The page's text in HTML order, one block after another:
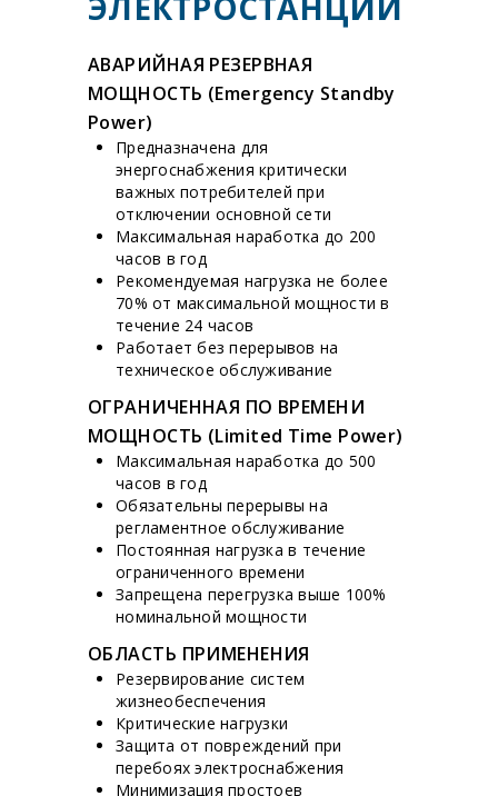
АВАРИЙНАЯ РЕЗЕРВНАЯ
МОЩНОСТЬ (Emergency Standby
Power)
Предназначена для
энергоснабжения критически
важных потребителей при
отключении основной сети
Максимальная наработка до 200
часов в год
Рекомендуемая нагрузка не более
70% от максимальной мощности в
течение 24 часов
Работает без перерывов на
техническое обслуживание
ОГРАНИЧЕННАЯ ПО ВРЕМЕНИ
МОЩНОСТЬ (Limited Time Power)
Максимальная наработка до 500
часов в год
Обязательны перерывы на
регламентное обслуживание
Постоянная нагрузка в течение
ограниченного времени
Запрещена перегрузка выше 100%
номинальной мощности
ОБЛАСТЬ ПРИМЕНЕНИЯ
Резервирование систем
жизнеобеспечения
Критические нагрузки
Защита от повреждений при
перебоях электроснабжения
Минимизация простоев